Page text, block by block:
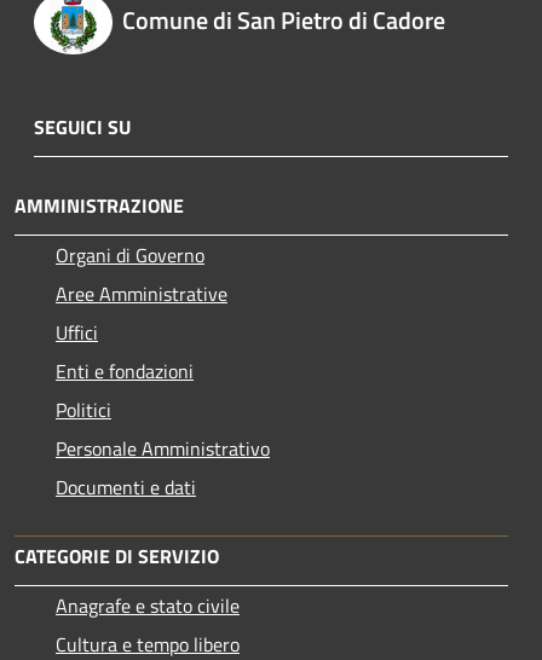
Comune di San Pietro di Cadore
SEGUICI SU
AMMINISTRAZIONE
Organi di Governo
Aree Amministrative
Uffici
Enti e fondazioni
Politici
Personale Amministrativo
Documenti e dati
CATEGORIE DI SERVIZIO
Anagrafe e stato civile
Cultura e tempo libero